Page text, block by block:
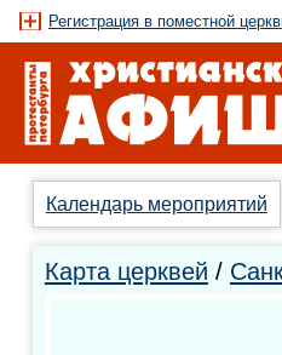
Регистрация в поместной
Календарь мероприятий
Карта церквей /